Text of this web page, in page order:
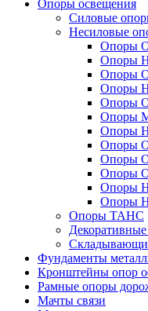
Опоры освещения
Силовые
Несиловые
Опоры
Опоры
Опоры
Опоры
Опоры
Опоры
Опоры
Опоры
Опоры
Опоры
Опоры
Опоры
Опоры ТАНС
Фундаменты
Кронштейны опор
Рамные опоры
Мачты связи